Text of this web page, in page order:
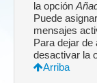
la opción
Puede
mensajes
Para dejar de
desactivar la
Arriba